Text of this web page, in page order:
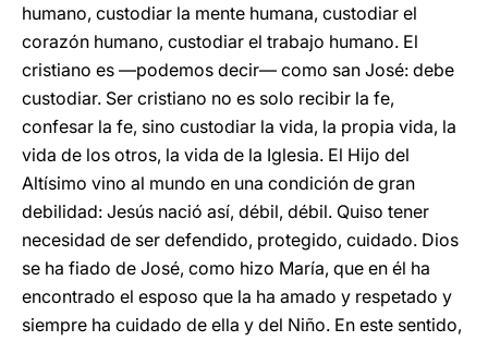
humano, custodiar la mente humana, custodiar el
corazón humano, custodiar el trabajo humano. El
cristiano es —podemos decir— como san José: debe
custodiar. Ser cristiano no es solo recibir la fe,
confesar la fe, sino custodiar la vida, la propia vida, la
vida de los otros, la vida de la Iglesia. El Hijo del
Altísimo vino al mundo en una condición de gran
debilidad: Jesús nació así, débil, débil. Quiso tener
necesidad de ser defendido, protegido, cuidado. Dios
se ha fiado de José, como hizo María, que en él ha
encontrado el esposo que la ha amado y respetado y
siempre ha cuidado de ella y del Niño. En este sentido,